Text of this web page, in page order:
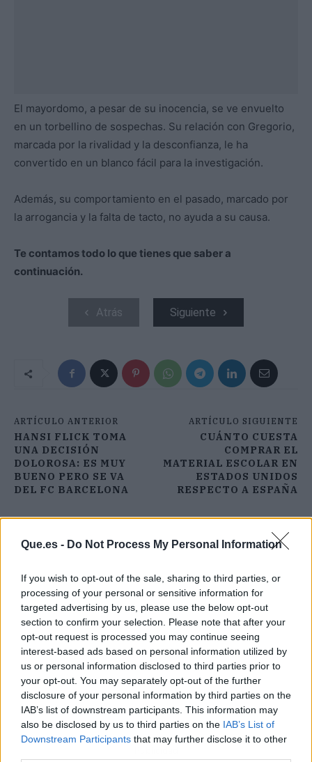
Que.es - Do Not Process My Personal Information
If you wish to opt-out of the sale, sharing to third parties, or
processing of your personal or sensitive information for
targeted advertising by us, please use the below opt-out
section to confirm your selection. Please note that after your
opt-out request is processed you may continue seeing
interest-based ads based on personal information utilized by
us or personal information disclosed to third parties prior to
your opt-out. You may separately opt-out of the further
disclosure of your personal information by third parties on the
IAB’s list of downstream participants. This information may
also be disclosed by us to third parties on the IAB’s List of
Downstream Participants that may further disclose it to other
El mayordomo, a pesar de su inocencia, se ve envuelto
en un torbellino de sospechas. Su relación con Gregorio,
marcada por la rivalidad y la desconfianza, le ha
convertido en un blanco fácil para la investigación.
Además, su comportamiento en el pasado, marcado por
la arrogancia y la falta de tacto, no ayuda a su causa.
Te contamos todo lo que tienes que saber a
continuación.
Atrás Siguiente
ARTÍCULO ANTERIOR
HANSI FLICK TOMA
UNA DECISIÓN
DOLOROSA: ES MUY
BUENO PERO SE VA
DEL FC BARCELONA
ARTÍCULO SIGUIENTE
CUÁNTO CUESTA
COMPRAR EL
MATERIAL ESCOLAR EN
ESTADOS UNIDOS
RESPECTO A ESPAÑA